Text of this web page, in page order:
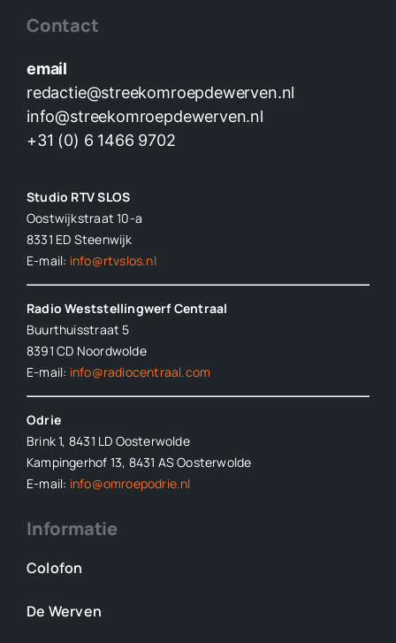
Contact
email
redactie@streekomroepdewerven.nl
info@streekomroepdewerven.nl
+31 (0) 6 1466 9702
Studio RTV SLOS
Oostwijkstraat 10-a
8331 ED Steenwijk
E-mail: info@rtvslos.nl
Radio Weststellingwerf Centraal
Buurthuisstraat 5
8391 CD Noordwolde
E-mail: info@radiocentraal.com
Odrie
Brink 1, 8431 LD Oosterwolde
Kampingerhof 13, 8431 AS Oosterwolde
E-mail: info@omroepodrie.nl
Informatie
Colofon
De Werven